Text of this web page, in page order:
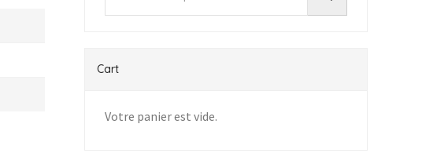
Cart
Votre panier est vide.